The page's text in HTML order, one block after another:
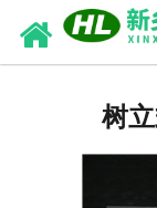
树